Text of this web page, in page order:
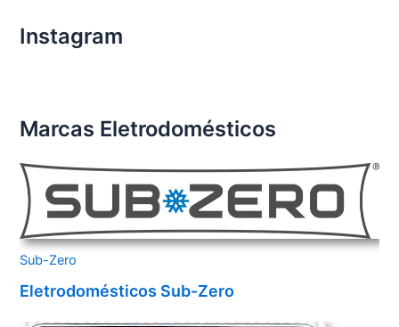
Instagram
Marcas Eletrodomésticos
Sub-Zero
Eletrodomésticos Sub-Zero